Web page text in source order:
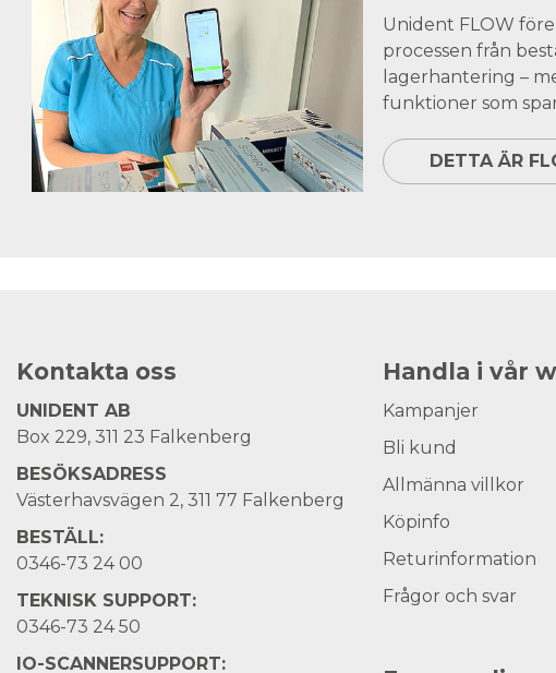
Unident FLOW
processen från
lagerhantering –
funktioner som
DETTA ÄR
Kontakta oss
UNIDENT AB
Box 229, 311 23 Falkenberg
BESÖKSADRESS
Västerhavsvägen 2, 311 77 Falkenberg
BESTÄLL:
0346-73 24 00
TEKNISK SUPPORT:
0346-73 24 50
IO-SCANNERSUPPORT:
Handla i vår
Kampanjer
Bli kund
Allmänna villkor
Köpinfo
Returinformation
Frågor och svar